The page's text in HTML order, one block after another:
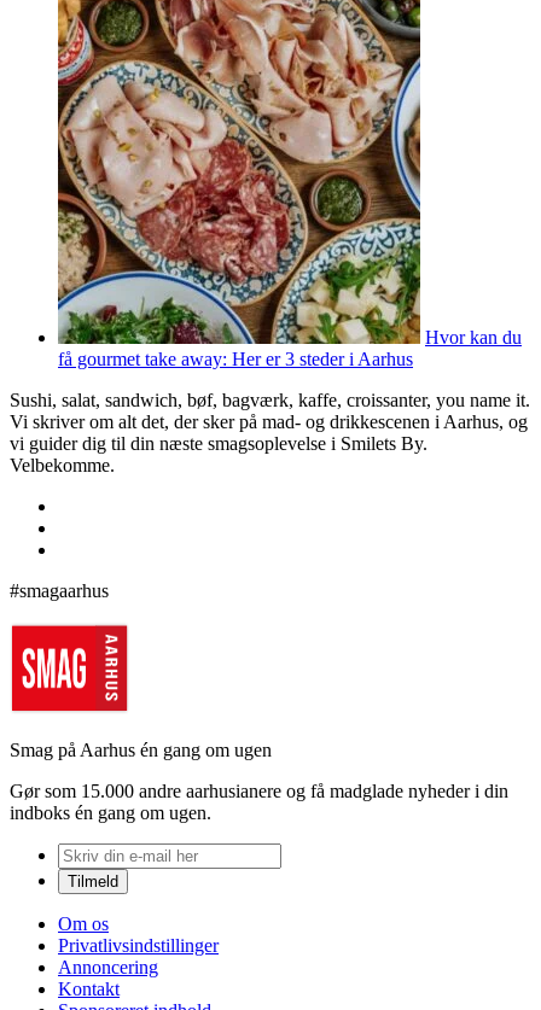
Hvor kan du
få gourmet take away: Her er 3 steder i Aarhus
Sushi, salat, sandwich, bøf, bagværk, kaffe, croissanter, you name it.
Vi skriver om alt det, der sker på mad- og drikkescenen i Aarhus, og
vi guider dig til din næste smagsoplevelse i Smilets By.
Velbekomme.
#smagaarhus
Smag på Aarhus én gang om ugen
Gør som 15.000 andre aarhusianere og få madglade nyheder i din
indboks én gang om ugen.
Om os
Privatlivsindstillinger
Annoncering
Kontakt